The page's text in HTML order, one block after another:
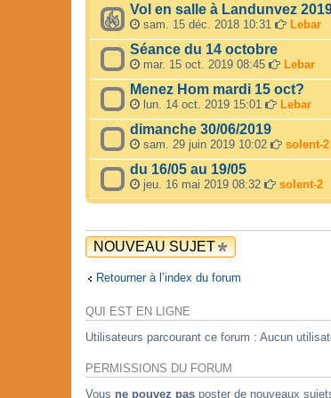
Vol en salle à Landunvez
sam. 15 déc. 2018 10:31 Lebar
Séance du 14 octobre
mar. 15 oct. 2019 08:45 Lebar
Menez Hom mardi 15 oct?
lun. 14 oct. 2019 15:01 Lebar
dimanche 30/06/2019
sam. 29 juin 2019 10:02 solent-2
du 16/05 au 19/05
jeu. 16 mai 2019 08:32 solent-2
NOUVEAU SUJET
Retourner à l’index du forum
QUI EST EN LIGNE
Utilisateurs parcourant ce forum : Aucun
PERMISSIONS DU FORUM
Vous ne pouvez pas poster de nouveaux